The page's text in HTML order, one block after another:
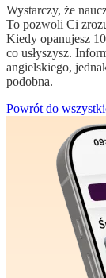
Wystarczy, że
To pozwoli Ci
Kiedy opanujesz
co usłyszysz.
angielskiego,
podobna.
Powrót do